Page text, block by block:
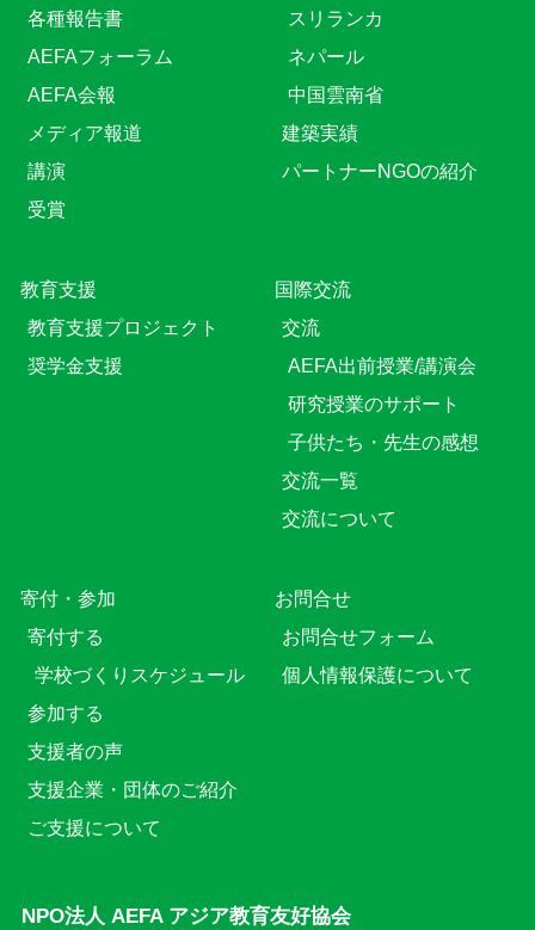
各種報告書
AEFAフォーラム
AEFA会報
メディア報道
講演
受賞
スリランカ
ネパール
中国雲南省
建築実績
パートナーNGOの紹介
教育⽀援
教育⽀援プロジェクト
奨学金支援
国際交流
交流
AEFA出前授業/講演会
研究授業のサポート
子供たち・先生の感想
交流一覧
交流について
寄付・参加
寄付する
学校づくりスケジュール
参加する
支援者の声
支援企業・団体のご紹介
ご支援について
お問合せ
お問合せフォーム
個人情報保護について
NPO法人 AEFA アジア教育友好協会